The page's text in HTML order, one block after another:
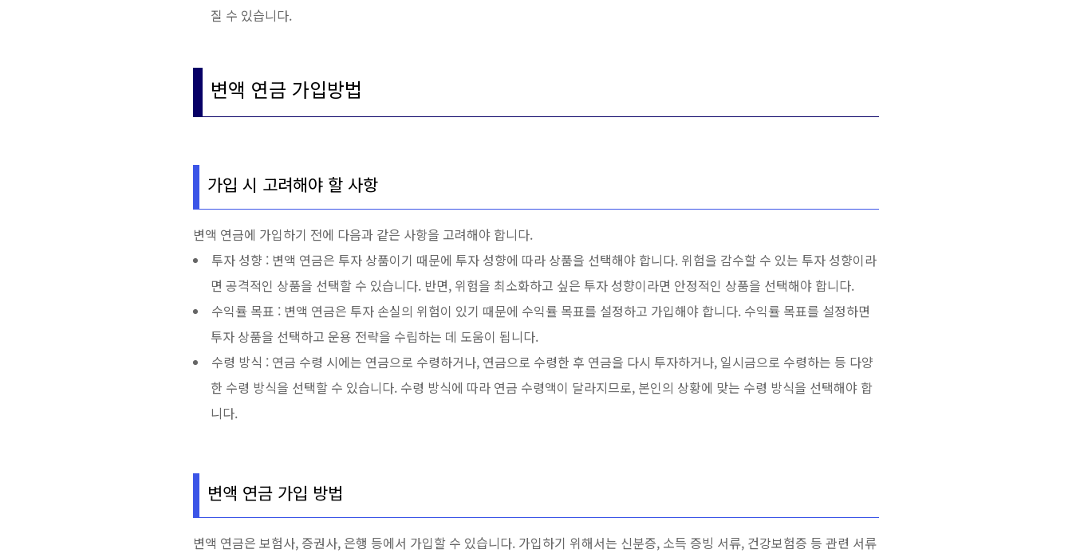
질 수 있습니다.
변액 연금 가입방법
가입 시 고려해야 할 사항
변액 연금에 가입하기 전에 다음과 같은 사항을 고려해야 합니다.
투자 성향 : 변액 연금은 투자 상품이기 때문에 투자 성향에 따라 상품을 선택해야 합니다. 위험을 감수할 수 있는 투자 성향이라
면 공격적인 상품을 선택할 수 있습니다. 반면, 위험을 최소화하고 싶은 투자 성향이라면 안정적인 상품을 선택해야 합니다.
수익률 목표 : 변액 연금은 투자 손실의 위험이 있기 때문에 수익률 목표를 설정하고 가입해야 합니다. 수익률 목표를 설정하면
투자 상품을 선택하고 운용 전략을 수립하는 데 도움이 됩니다.
수령 방식 : 연금 수령 시에는 연금으로 수령하거나, 연금으로 수령한 후 연금을 다시 투자하거나, 일시금으로 수령하는 등 다양
한 수령 방식을 선택할 수 있습니다. 수령 방식에 따라 연금 수령액이 달라지므로, 본인의 상황에 맞는 수령 방식을 선택해야 합
니다.
변액 연금 가입 방법
변액 연금은 보험사, 증권사, 은행 등에서 가입할 수 있습니다. 가입하기 위해서는 신분증, 소득 증빙 서류, 건강보험증 등 관련 서류